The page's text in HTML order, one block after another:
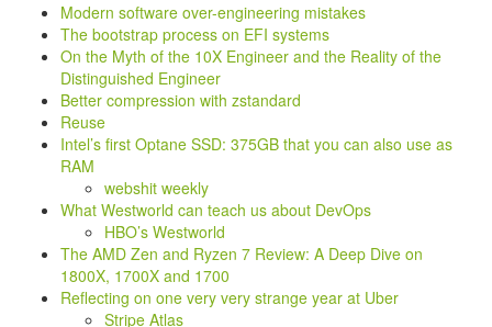
Modern software over-engineering mistakes
The bootstrap process on EFI systems
On the Myth of the 10X Engineer and the Reality of the
Distinguished Engineer
Better compression with zstandard
Reuse
Intel’s first Optane SSD: 375GB that you can also use as
RAM
webshit weekly
What Westworld can teach us about DevOps
HBO’s Westworld
The AMD Zen and Ryzen 7 Review: A Deep Dive on
1800X, 1700X and 1700
Reflecting on one very very strange year at Uber
Stripe Atlas